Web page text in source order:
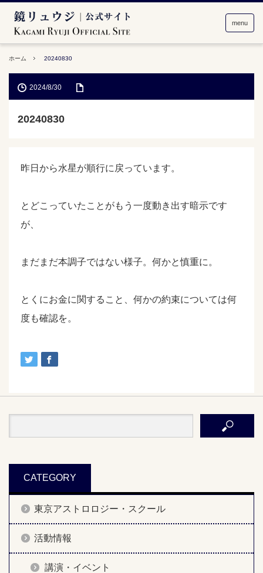
menu
ホーム 20240830
2024/8/30
20240830
昨日から水星が順行に戻っています。
とどこっていたことがもう一度動き出す暗示です
が、
まだまだ本調子ではない様子。何かと慎重に。
とくにお金に関すること、何かの約束については何
度も確認を。
CATEGORY
東京アストロロジー・スクール
活動情報
講演・イベント